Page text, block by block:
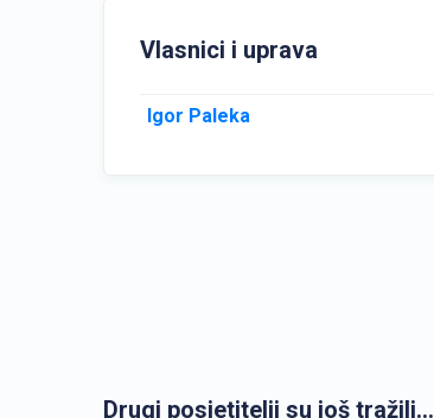
Vlasnici i uprava
Igor Paleka
Drugi posjetitelji su još tražili...